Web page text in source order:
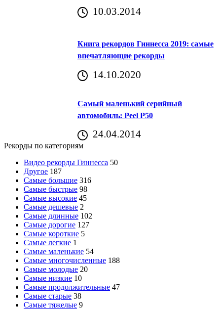
10.03.2014
Книга рекордов Гиннесса 2019: самые
впечатляющие рекорды
14.10.2020
Самый маленький серийный
автомобиль: Peel P50
24.04.2014
Рекорды по категориям
Видео рекорды Гиннесса 50
Другое 187
Самые большие 316
Самые быстрые 98
Самые высокие 45
Самые дешевые 2
Самые длинные 102
Самые дорогие 127
Самые короткие 5
Самые легкие 1
Самые маленькие 54
Самые многочисленные 188
Самые молодые 20
Самые низкие 10
Самые продолжительные 47
Самые старые 38
Самые тяжелые 9